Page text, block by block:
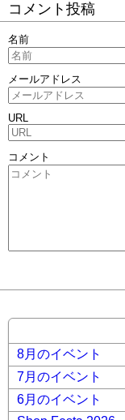
コメント投稿
名前
メールアドレス
URL
コメント
8月のイベント
7月のイベント
6月のイベント